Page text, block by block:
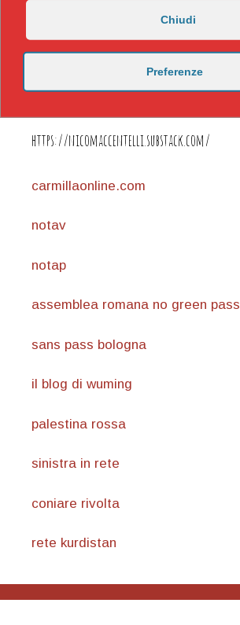
https://nicomaccentelli.substack.com/
carmillaonline.com
notav
notap
assemblea romana no green pass
sans pass bologna
il blog di wuming
palestina rossa
sinistra in rete
coniare rivolta
rete kurdistan
Chiudi
Preferenze